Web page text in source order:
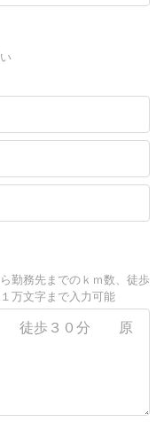
勤務先までのｋｍ数、徒歩
万文字まで入力可能